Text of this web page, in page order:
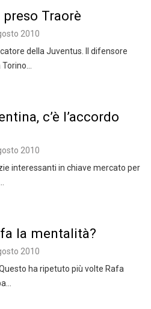
Traorè
2010
della Juventus. Il difensore
c’è l’accordo
2010
interessanti in chiave mercato per
la mentalità?
2010
ha ripetuto più volte Rafa